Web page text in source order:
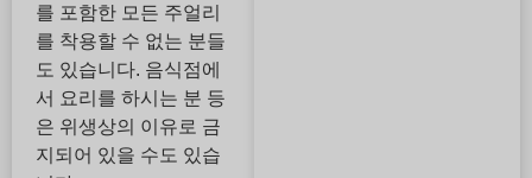
를 포함한 모든 주얼리
를 착용할 수 없는 분들
도 있습니다. 음식점에
서 요리를 하시는 분 등
은 위생상의 이유로 금
지되어 있을 수도 있습